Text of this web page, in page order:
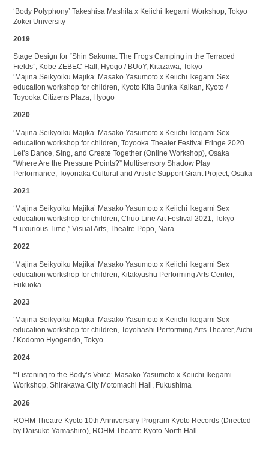
‘Body Polyphony’ Takeshisa Mashita x Keiichi Ikegami Workshop, Tokyo
Zokei University
2019
Stage Design for “Shin Sakuma: The Frogs Camping in the Terraced
Fields”, Kobe ZEBEC Hall, Hyogo / BUoY, Kitazawa, Tokyo
‘Majina Seikyoiku Majika’ Masako Yasumoto x Keiichi Ikegami Sex
education workshop for children, Kyoto Kita Bunka Kaikan, Kyoto /
Toyooka Citizens Plaza, Hyogo
2020
‘Majina Seikyoiku Majika’ Masako Yasumoto x Keiichi Ikegami Sex
education workshop for children, Toyooka Theater Festival Fringe 2020
Let’s Dance, Sing, and Create Together (Online Workshop), Osaka
“Where Are the Pressure Points?” Multisensory Shadow Play
Performance, Toyonaka Cultural and Artistic Support Grant Project, Osaka
2021
‘Majina Seikyoiku Majika’ Masako Yasumoto x Keiichi Ikegami Sex
education workshop for children, Chuo Line Art Festival 2021, Tokyo
“Luxurious Time,” Visual Arts, Theatre Popo, Nara
2022
‘Majina Seikyoiku Majika’ Masako Yasumoto x Keiichi Ikegami Sex
education workshop for children, Kitakyushu Performing Arts Center,
Fukuoka
2023
‘Majina Seikyoiku Majika’ Masako Yasumoto x Keiichi Ikegami Sex
education workshop for children, Toyohashi Performing Arts Theater, Aichi
/ Kodomo Hyogendo, Tokyo
2024
“‘Listening to the Body’s Voice’ Masako Yasumoto x Keiichi Ikegami
Workshop, Shirakawa City Motomachi Hall, Fukushima
2026
ROHM Theatre Kyoto 10th Anniversary Program Kyoto Records (Directed
by Daisuke Yamashiro), ROHM Theatre Kyoto North Hall